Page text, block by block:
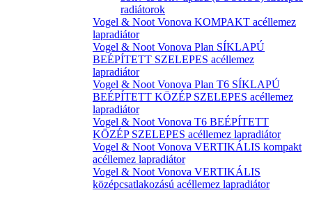
radiátorok
Vogel & Noot Vonova KOMPAKT acéllemez
lapradiátor
Vogel & Noot Vonova Plan SÍKLAPÚ
BEÉPÍTETT SZELEPES acéllemez
lapradiátor
Vogel & Noot Vonova Plan T6 SÍKLAPÚ
BEÉPÍTETT KÖZÉP SZELEPES acéllemez
lapradiátor
Vogel & Noot Vonova T6 BEÉPÍTETT
KÖZÉP SZELEPES acéllemez lapradiátor
Vogel & Noot Vonova VERTIKÁLIS kompakt
acéllemez lapradiátor
Vogel & Noot Vonova VERTIKÁLIS
középcsatlakozású acéllemez lapradiátor